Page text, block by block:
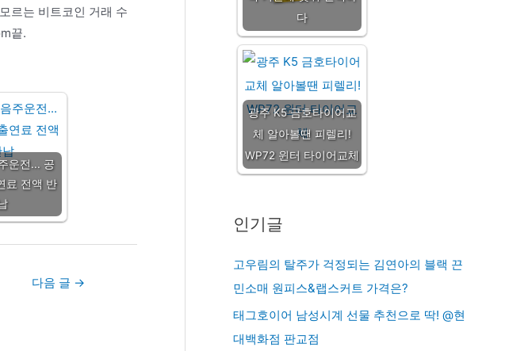
르는 비트코인 거래 수
끝.
운전... 공
료 전액 반
다음 글 →
다
광주 K5 금호타이어교
체 알아볼땐 피렐리!
WP72 윈터 타이어교체
인기글
고우림의 탈주가 걱정되는 김연아의 블랙 끈
민소매 원피스&랩스커트 가격은?
태그호이어 남성시계 선물 추천으로 딱! @현
대백화점 판교점